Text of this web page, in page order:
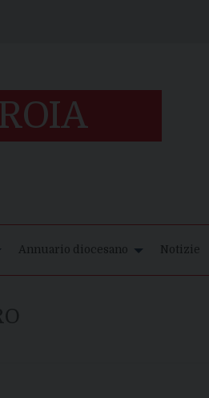
Annuario diocesano Notizie